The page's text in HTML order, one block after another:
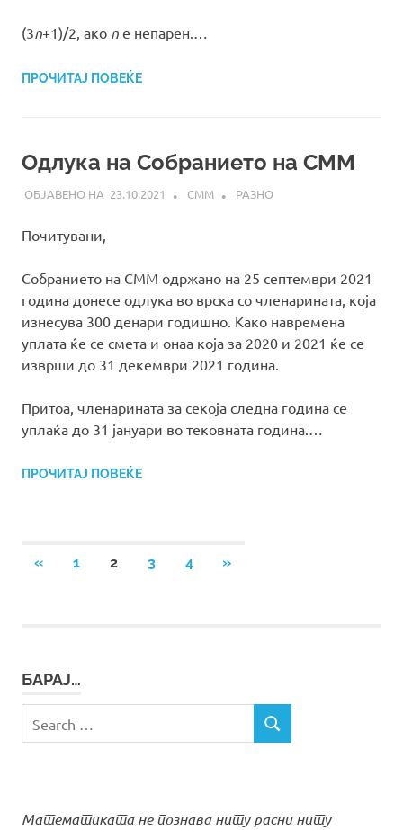
(3n+1)/2, ако n е непарен.…
ПРОЧИТАЈ ПОВЕЌЕ
Одлука на Собранието на СММ
23.10.2021 СММ РАЗНО
Почитувани,
Собранието на СММ одржано на 25 септември 2021
година донесе одлука во врска со членарината, која
изнесува 300 денари годишно. Како навремена
уплата ќе се смета и онаа која за 2020 и 2021 ќе се
изврши до 31 декември 2021 година.
Притоа, членарината за секоја следна година се
уплаќа до 31 јануари во тековната година.…
ПРОЧИТАЈ ПОВЕЌЕ
Posts
«PREVIOUS
1 2 3 4
NEXT
»
БАРАЈ…
for:
SEARCH
Математиката не познава ниту расни ниту